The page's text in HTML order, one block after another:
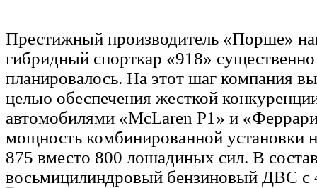
Престижный производитель «Порше»
гибридный спорткар «918»
планировалось. На этот шаг компания
целью обеспечения жесткой
автомобилями «McLaren P1» и
мощность комбинированной установки
875 вместо 800 лошадиных сил. В состав
восьмицилиндровый бензиновый ДВС